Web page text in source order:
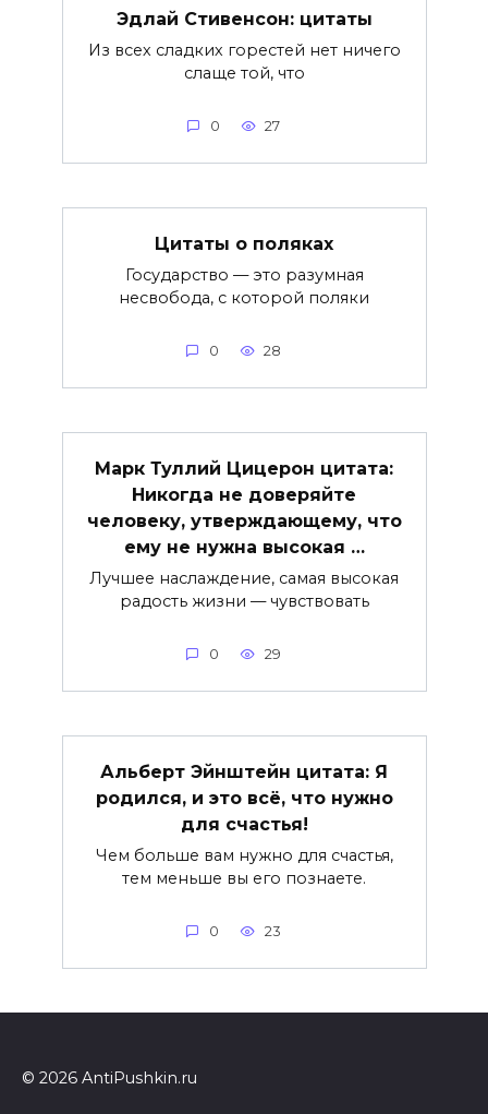
Эдлай Стивенсон: цитаты
Из всех сладких горестей нет ничего
слаще той, что
0 27
Цитаты о поляках
Государство — это разумная
несвобода, с которой поляки
0 28
Марк Туллий Цицерон цитата:
Никогда не доверяйте
человеку, утверждающему, что
ему не нужна высокая …
Лучшее наслаждение, самая высокая
радость жизни — чувствовать
0 29
Альберт Эйнштейн цитата: Я
родился, и это всё, что нужно
для счастья!
Чем больше вам нужно для счастья,
тем меньше вы его познаете.
0 23
© 2026 AntiPushkin.ru